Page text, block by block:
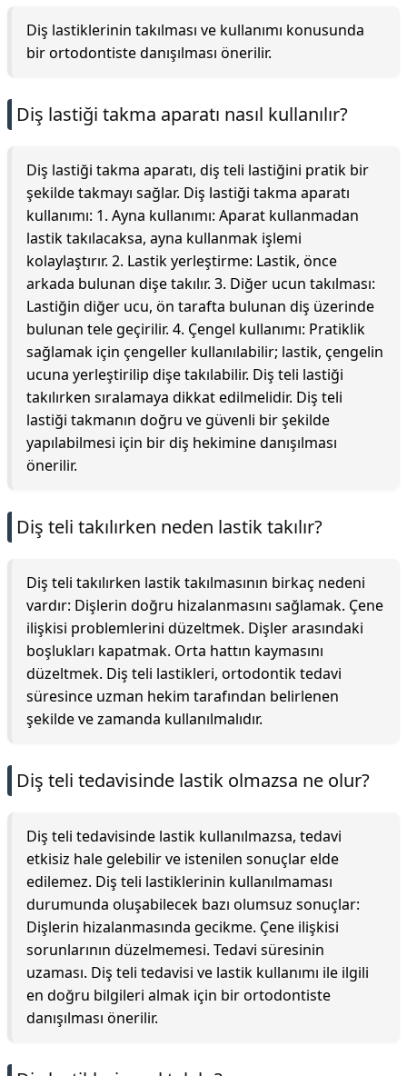
Diş lastiklerinin takılması ve kullanımı konusunda
bir ortodontiste danışılması önerilir.
Diş lastiği takma aparatı nasıl kullanılır?
Diş lastiği takma aparatı, diş teli lastiğini pratik bir
şekilde takmayı sağlar. Diş lastiği takma aparatı
kullanımı: 1. Ayna kullanımı: Aparat kullanmadan
lastik takılacaksa, ayna kullanmak işlemi
kolaylaştırır. 2. Lastik yerleştirme: Lastik, önce
arkada bulunan dişe takılır. 3. Diğer ucun takılması:
Lastiğin diğer ucu, ön tarafta bulunan diş üzerinde
bulunan tele geçirilir. 4. Çengel kullanımı: Pratiklik
sağlamak için çengeller kullanılabilir; lastik, çengelin
ucuna yerleştirilip dişe takılabilir. Diş teli lastiği
takılırken sıralamaya dikkat edilmelidir. Diş teli
lastiği takmanın doğru ve güvenli bir şekilde
yapılabilmesi için bir diş hekimine danışılması
önerilir.
Diş teli takılırken neden lastik takılır?
Diş teli takılırken lastik takılmasının birkaç nedeni
vardır: Dişlerin doğru hizalanmasını sağlamak. Çene
ilişkisi problemlerini düzeltmek. Dişler arasındaki
boşlukları kapatmak. Orta hattın kaymasını
düzeltmek. Diş teli lastikleri, ortodontik tedavi
süresince uzman hekim tarafından belirlenen
şekilde ve zamanda kullanılmalıdır.
Diş teli tedavisinde lastik olmazsa ne olur?
Diş teli tedavisinde lastik kullanılmazsa, tedavi
etkisiz hale gelebilir ve istenilen sonuçlar elde
edilemez. Diş teli lastiklerinin kullanılmaması
durumunda oluşabilecek bazı olumsuz sonuçlar:
Dişlerin hizalanmasında gecikme. Çene ilişkisi
sorunlarının düzelmemesi. Tedavi süresinin
uzaması. Diş teli tedavisi ve lastik kullanımı ile ilgili
en doğru bilgileri almak için bir ortodontiste
danışılması önerilir.